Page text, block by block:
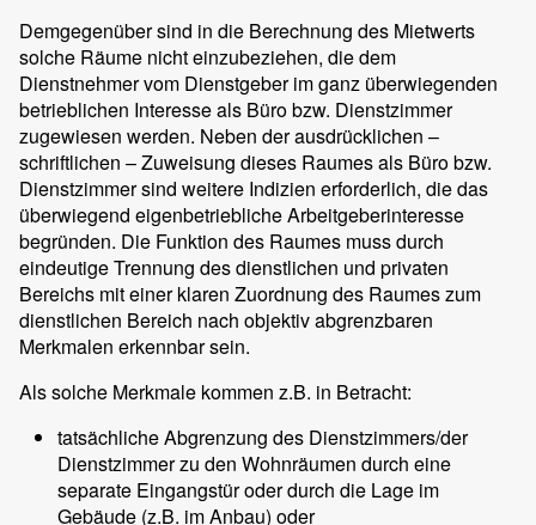
Demgegenüber sind in die Berechnung des Mietwerts
solche Räume nicht einzubeziehen, die dem
Dienstnehmer vom Dienstgeber im ganz überwiegenden
betrieblichen Interesse als Büro bzw. Dienstzimmer
zugewiesen werden. Neben der ausdrücklichen –
schriftlichen – Zuweisung dieses Raumes als Büro bzw.
Dienstzimmer sind weitere Indizien erforderlich, die das
überwiegend eigenbetriebliche Arbeitgeberinteresse
begründen. Die Funktion des Raumes muss durch
eindeutige Trennung des dienstlichen und privaten
Bereichs mit einer klaren Zuordnung des Raumes zum
dienstlichen Bereich nach objektiv abgrenzbaren
Merkmalen erkennbar sein.
Als solche Merkmale kommen z.B. in Betracht:
tatsächliche Abgrenzung des Dienstzimmers/der
Dienstzimmer zu den Wohnräumen durch eine
separate Eingangstür oder durch die Lage im
Gebäude (z.B. im Anbau) oder